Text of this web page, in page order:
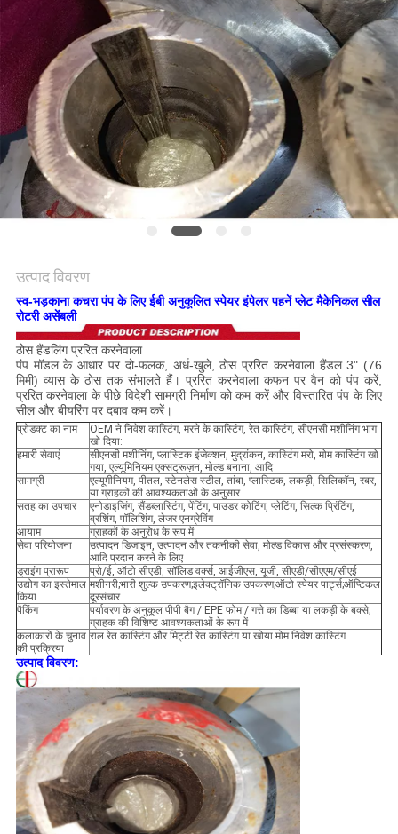
की
विनती
करे
साइटमैप
गोपनीयता
नीति
उत्पाद विवरण
स्व-भड़काना कचरा पंप के लिए ईबी अनुकूलित स्पेयर इंपेलर पहनें प्लेट मैकेनिकल सील
रोटरी असेंबली
ठोस हैंडलिंग प्ररित करनेवाला
पंप मॉडल के आधार पर दो-फलक, अर्ध-खुले, ठोस प्ररित करनेवाला हैंडल 3" (76
मिमी) व्यास के ठोस तक संभालते हैं। प्ररित करनेवाला कफन पर वैन को पंप करें,
प्ररित करनेवाला के पीछे विदेशी सामग्री निर्माण को कम करें और विस्तारित पंप के लिए
सील और बीयरिंग पर दबाव कम करें।
प्रोडक्ट का नाम
OEM ने निवेश कास्टिंग, मरने के कास्टिंग, रेत कास्टिंग, सीएनसी मशीनिंग भाग
खो दिया:
हमारी सेवाएं
सीएनसी मशीनिंग, प्लास्टिक इंजेक्शन, मुद्रांकन, कास्टिंग मरो, मोम कास्टिंग खो
गया, एल्यूमिनियम एक्सट्रूज़न, मोल्ड बनाना, आदि
सामग्री
एल्यूमीनियम, पीतल, स्टेनलेस स्टील, तांबा, प्लास्टिक, लकड़ी, सिलिकॉन, रबर,
या ग्राहकों की आवश्यकताओं के अनुसार
सतह का उपचार
एनोडाइजिंग, सैंडब्लास्टिंग, पेंटिंग, पाउडर कोटिंग, प्लेटिंग, सिल्क प्रिंटिंग,
ब्रशिंग, पॉलिशिंग, लेजर एनग्रेविंग
आयाम
ग्राहकों के अनुरोध के रूप में
सेवा परियोजना
उत्पादन डिजाइन, उत्पादन और तकनीकी सेवा, मोल्ड विकास और प्रसंस्करण,
आदि प्रदान करने के लिए
ड्राइंग प्रारूप
प्रो/ई, ऑटो सीएडी, सॉलिड वर्क्स, आईजीएस, यूजी, सीएडी/सीएएम/सीएई
उद्योग का इस्तेमाल
किया
मशीनरी;भारी शुल्क उपकरण;इलेक्ट्रॉनिक उपकरण;ऑटो स्पेयर पार्ट्स;ऑप्टिकल
दूरसंचार
पैकिंग
पर्यावरण के अनुकूल पीपी बैग / EPE फोम / गत्ते का डिब्बा या लकड़ी के बक्से;
ग्राहक की विशिष्ट आवश्यकताओं के रूप में
कलाकारों के चुनाव
की प्रक्रिया
राल रेत कास्टिंग और मिट्टी रेत कास्टिंग या खोया मोम निवेश कास्टिंग
उत्पाद विवरण: